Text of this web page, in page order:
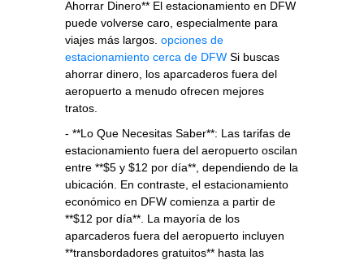
Ahorrar Dinero** El estacionamiento en DFW
puede volverse caro, especialmente para
viajes más largos. opciones de
estacionamiento cerca de DFW Si buscas
ahorrar dinero, los aparcaderos fuera del
aeropuerto a menudo ofrecen mejores
tratos.
- **Lo Que Necesitas Saber**: Las tarifas de
estacionamiento fuera del aeropuerto oscilan
entre **$5 y $12 por día**, dependiendo de la
ubicación. En contraste, el estacionamiento
económico en DFW comienza a partir de
**$12 por día**. La mayoría de los
aparcaderos fuera del aeropuerto incluyen
**transbordadores gratuitos** hasta las